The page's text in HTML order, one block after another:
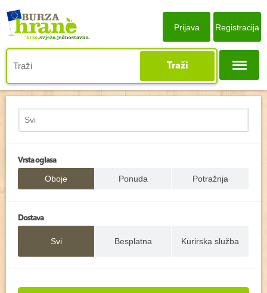
Traži
Prijava Registracija
Vrsta oglasa
Oboje Ponuda Potražnja
Dostava
Svi Besplatna Kurirska služba